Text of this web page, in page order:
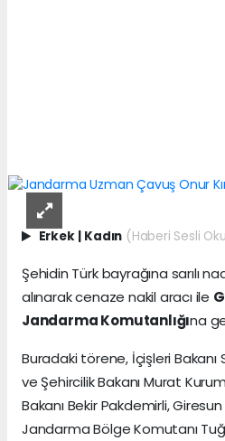
Erkek | Kadın (Haberi Sesli
Şehidin Türk bayrağına sarılı
alınarak cenaze nakil aracı ile
Jandarma Komutanlığına
Buradaki törene, İçişleri Bakanı
ve Şehircilik Bakanı Murat
Bakanı Bekir Pakdemirli,
Jandarma Bölge Komutanı